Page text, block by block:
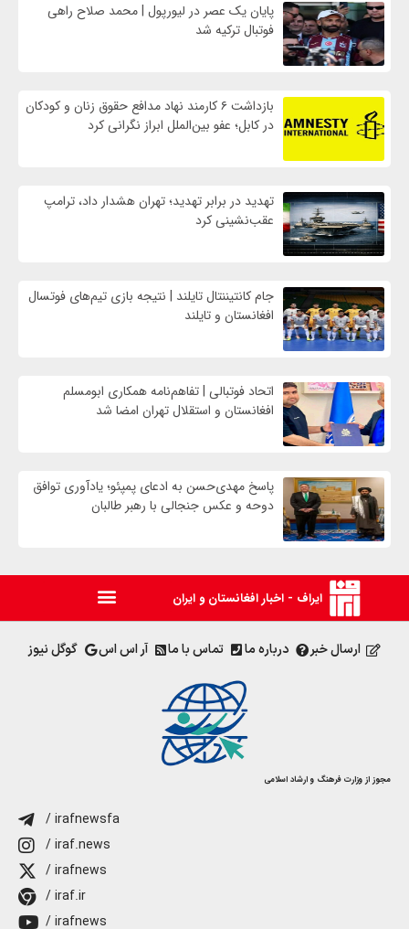
پایان یک عصر در لیورپول | محمد صلاح راهی
فوتبال ترکیه شد
بازداشت ۶ کارمند نهاد مدافع حقوق زنان و کودکان
در کابل؛ عفو بین‌الملل ابراز نگرانی کرد
تهدید در برابر تهدید؛ تهران هشدار داد، ترامپ
عقب‌نشینی کرد
جام کانتیننتال تایلند | نتیجه بازی تیم‌های فوتسال
افغانستان و تایلند
اتحاد فوتبالی | تفاهم‌نامه همکاری ابومسلم
افغانستان و استقلال تهران امضا شد
پاسخ مهدی‌حسن به ادعای پمپئو؛ یادآوری توافق
دوحه و عکس جنجالی با رهبر طالبان
ایراف - اخبار افغانستان و ایران
ارسال خبر درباره ما تماس با ما آر اس اس گوگل نیوز
مجوز از وزارت فرهنگ و ارشاد اسلامی
/ irafnewsfa
/ iraf.news
/ irafnews
/ iraf.ir
/ irafnews